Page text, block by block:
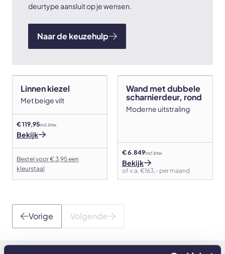
deurtype aansluit op je wensen.
Naar de keuzehulp
Linnen kiezel
Met beige vilt
€ 119,95incl. btw.
Bekijk
Bestel voor € 3,95 een
kleurstaal
Wand met dubbele
scharnierdeur, rond
Moderne uitstraling
€ 6.849incl. btw.
Bekijk
of v.a. €163,- per maand
Vorige Volgende